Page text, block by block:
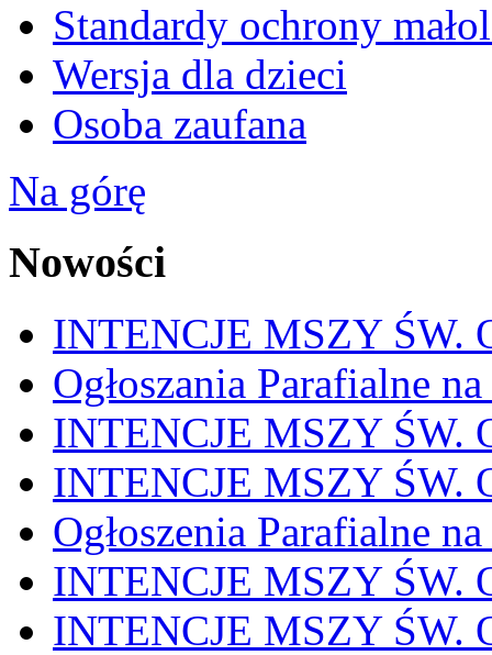
Standardy ochrony
Wersja dla dzieci
Osoba zaufana
Na górę
Nowości
INTENCJE MSZY ŚW.
Ogłoszania Parafialne
INTENCJE MSZY ŚW.
INTENCJE MSZY ŚW.
Ogłoszenia Parafialne
INTENCJE MSZY ŚW.
INTENCJE MSZY ŚW.